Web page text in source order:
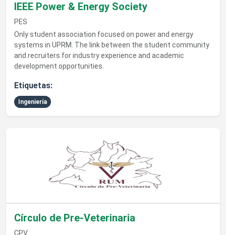
IEEE Power & Energy Society
PES
Only student association focused on power and energy
systems in UPRM. The link between the student community
and recruiters for industry experience and academic
development opportunities.
Etiquetas:
Ingeniería
Círculo de Pre-Veterinaria
CPV